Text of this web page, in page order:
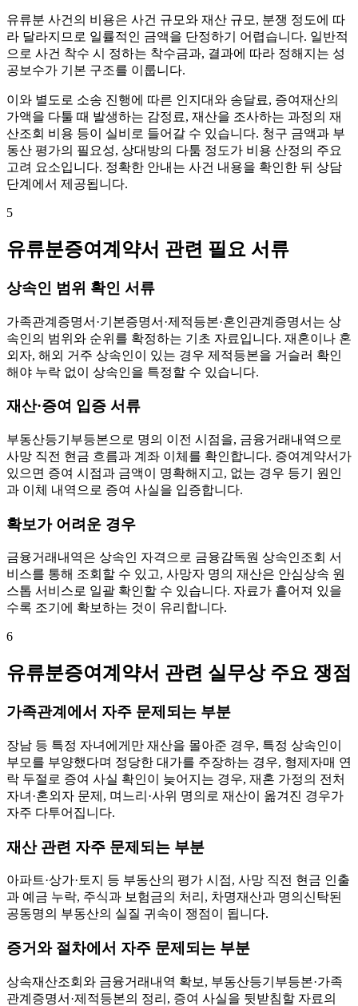
유류분 사건의 비용은 사건 규모와 재산 규모, 분쟁 정도에 따
라 달라지므로 일률적인 금액을 단정하기 어렵습니다. 일반적
으로 사건 착수 시 정하는 착수금과, 결과에 따라 정해지는 성
공보수가 기본 구조를 이룹니다.
이와 별도로 소송 진행에 따른 인지대와 송달료, 증여재산의
가액을 다툴 때 발생하는 감정료, 재산을 조사하는 과정의 재
산조회 비용 등이 실비로 들어갈 수 있습니다. 청구 금액과 부
동산 평가의 필요성, 상대방의 다툼 정도가 비용 산정의 주요
고려 요소입니다. 정확한 안내는 사건 내용을 확인한 뒤 상담
단계에서 제공됩니다.
5
유류분증여계약서 관련 필요 서류
상속인 범위 확인 서류
가족관계증명서·기본증명서·제적등본·혼인관계증명서는 상
속인의 범위와 순위를 확정하는 기초 자료입니다. 재혼이나 혼
외자, 해외 거주 상속인이 있는 경우 제적등본을 거슬러 확인
해야 누락 없이 상속인을 특정할 수 있습니다.
재산·증여 입증 서류
부동산등기부등본으로 명의 이전 시점을, 금융거래내역으로
사망 직전 현금 흐름과 계좌 이체를 확인합니다. 증여계약서가
있으면 증여 시점과 금액이 명확해지고, 없는 경우 등기 원인
과 이체 내역으로 증여 사실을 입증합니다.
확보가 어려운 경우
금융거래내역은 상속인 자격으로 금융감독원 상속인조회 서
비스를 통해 조회할 수 있고, 사망자 명의 재산은 안심상속 원
스톱 서비스로 일괄 확인할 수 있습니다. 자료가 흩어져 있을
수록 조기에 확보하는 것이 유리합니다.
6
유류분증여계약서 관련 실무상 주요 쟁점
가족관계에서 자주 문제되는 부분
장남 등 특정 자녀에게만 재산을 몰아준 경우, 특정 상속인이
부모를 부양했다며 정당한 대가를 주장하는 경우, 형제자매 연
락 두절로 증여 사실 확인이 늦어지는 경우, 재혼 가정의 전처
자녀·혼외자 문제, 며느리·사위 명의로 재산이 옮겨진 경우가
자주 다투어집니다.
재산 관련 자주 문제되는 부분
아파트·상가·토지 등 부동산의 평가 시점, 사망 직전 현금 인출
과 예금 누락, 주식과 보험금의 처리, 차명재산과 명의신탁된
공동명의 부동산의 실질 귀속이 쟁점이 됩니다.
증거와 절차에서 자주 문제되는 부분
상속재산조회와 금융거래내역 확보, 부동산등기부등본·가족
관계증명서·제적등본의 정리, 증여 사실을 뒷받침할 자료의